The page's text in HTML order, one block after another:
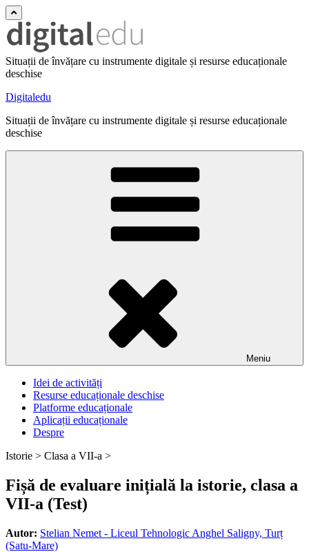
Situații de învățare cu instrumente digitale și resurse educaționale
deschise
Digitaledu
Situații de învățare cu instrumente digitale și resurse educaționale
deschise
Meniu
Idei de activități
Resurse educaționale deschise
Platforme educaționale
Aplicații educaționale
Despre
Istorie > Clasa a VII-a >
Fișă de evaluare inițială la istorie, clasa a
VII-a (Test)
Autor: Stelian Nemet - Liceul Tehnologic Anghel Saligny, Turț
(Satu-Mare)